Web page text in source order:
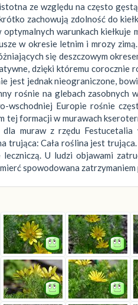
ze względu na często
zachowują zdolność do
warunkach kiełkuje
w okresie letnim i mrozy
się deszczowym
dzięki któremu corocznie
jest jednak nieograniczone,
rośnie na glebach zasobnych
wschodniej Europie rośnie
tej formacji w murawach
muraw z rzędu Festucetalia
trująca: Cała roślina jest
U ludzi objawami
spowodowana zatrzymaniem